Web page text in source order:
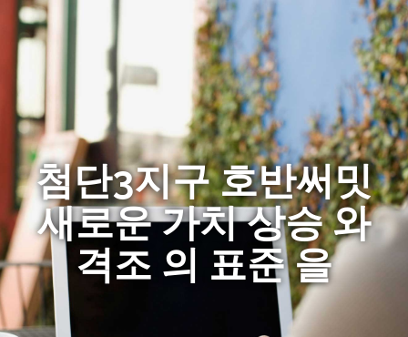
첨단3지구 호반써밋
새로운 가치 상승 와
격조 의 표준 을